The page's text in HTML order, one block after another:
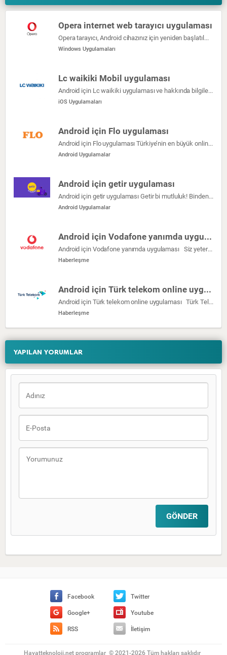
Opera internet web tarayıcı uygulaması
Opera tarayıcı, Android cihazınız için yeniden başlatılmış bir haber beslemesi, dahili bir reklam engelleyici ve ücretsiz VPN içeren hızlı ve güvenli bir web tarayıcısıdır.
Windows Uygulamaları
Lc waikiki Mobil uygulaması
Android için Lc waikiki uygulaması ve hakkında bilgiler burada verilmiştir
iOS Uygulamaları
Android için Flo uygulaması
Android için Flo uygulaması Türkiye’nin en büyük online ayakkabı alışveriş sitesi FLO şimdi Google Play mobil uygulamasında! Kapıda nakit ödeme, mağazada […]
Android Uygulamalar
Android için getir uygulaması
Android için getir uygulaması Getir bi mutluluk! Binden fazla ürünü ve sıcacık yemekleri dakikalar içinde olduğunuz yere getiriyoruz! Zamanın kıymetini biliyoruz, […]
Android Uygulamalar
Android için Vodafone yanımda uygulaması
Android için Vodafone yanımda uygulaması Siz yeter ki isteyin. Vodafone Yanımda’yı şimdi indirin; zamandan kazanın, işlerinizi neredeyseniz orada kolayca halledin. […]
Haberleşme
Android için Türk telekom online uygulaması
Android için Türk telekom online uygulaması Türk Telekom Online İşlemler uygulaması ile Mobil, Evde İnternet ve Ev Telefonu aboneliklerinize ait […]
Haberleşme
YAPILAN YORUMLAR
Facebook Twitter
Google+ Youtube
RSS İletişim
Hayatteknoloji.net programlar © 2021-2026 Tüm hakları saklıdır